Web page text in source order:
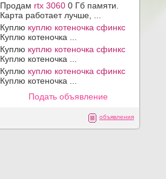
Продам rtx 3060 0 Гб памяти.
Карта работает лучше, ...
Куплю куплю котеночка сфинкс
Куплю котеночка ...
Куплю куплю котеночка сфинкс
Куплю котеночка ...
Куплю куплю котеночка сфинкс
Куплю котеночка ...
Подать объявление
объявления